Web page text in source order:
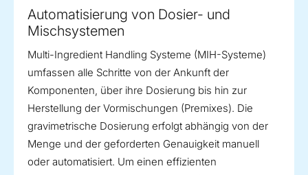
Automatisierung von Dosier- und
Mischsystemen
Multi-Ingredient Handling Systeme (MIH-Systeme)
umfassen alle Schritte von der Ankunft der
Komponenten, über ihre Dosierung bis hin zur
Herstellung der Vormischungen (Premixes). Die
gravimetrische Dosierung erfolgt abhängig von der
Menge und der geforderten Genauigkeit manuell
oder automatisiert. Um einen effizienten